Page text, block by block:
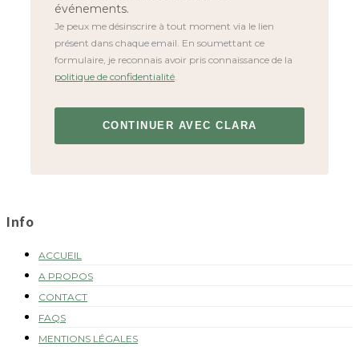
événements.
Je peux me désinscrire à tout moment via le lien
présent dans chaque email. En soumettant ce
formulaire, je reconnais avoir pris connaissance de la
politique de confidentialité
FOOTER
Info
ACCUEIL
A PROPOS
CONTACT
FAQS
MENTIONS LÉGALES